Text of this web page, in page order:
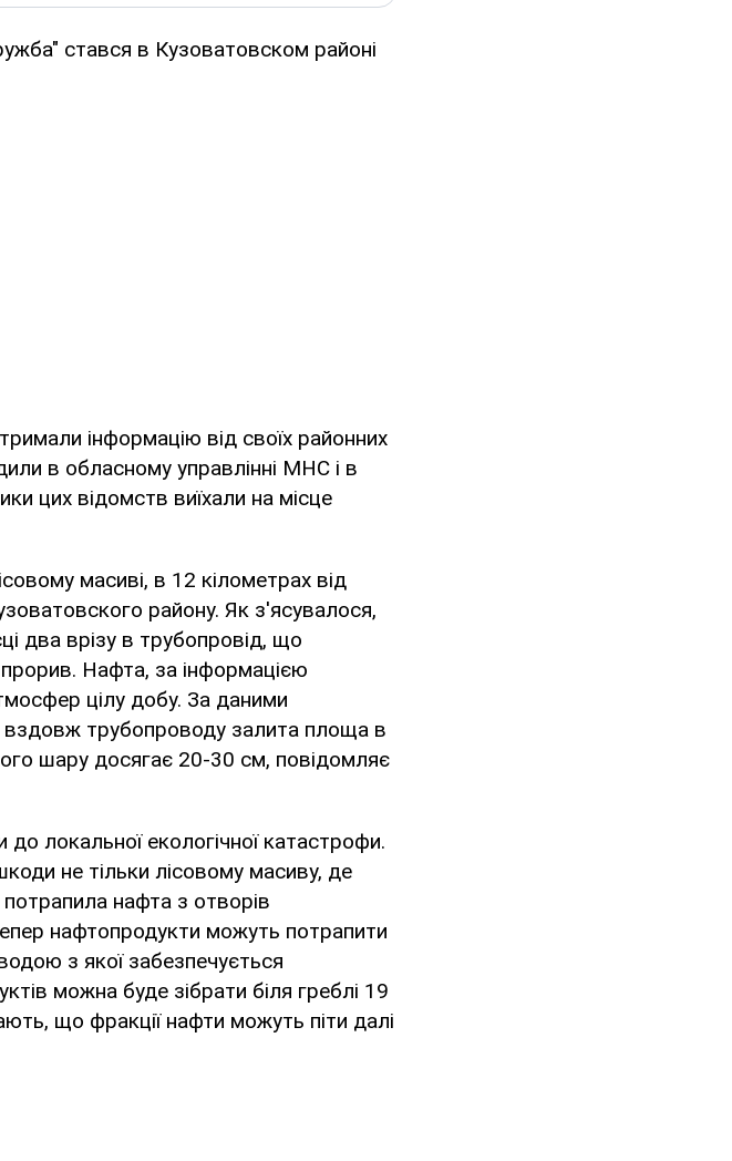
стався в Кузоватовском районі
інформацію від своїх районних
в обласному управлінні МНС і в
цих відомств виїхали на місце
масиві, в 12 кілометрах від
району. Як з'ясувалося,
два врізу в трубопровід, що
Нафта, за інформацією
цілу добу. За даними
вздовж трубопроводу залита площа в
шару досягає 20-30 см, повідомляє
локальної екологічної катастрофи.
не тільки лісовому масиву, де
потрапила нафта з отворів
нафтопродукти можуть потрапити
з якої забезпечується
можна буде зібрати біля греблі 19
що фракції нафти можуть піти далі